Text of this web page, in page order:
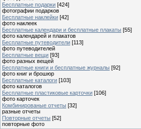
Бесплатные подарки [424]
фотографии подарков
Бесплатные наклейки [42]
фото наклеек
Бесплатные календари и бесплатные плакаты [55]
фото календарей и плакатов
Бесплатные путеводители [113]
фото путеводителей
Бесплатные вещи [93]
фото разных вещей
Бесплатные книги и бесплатные журналы [92]
фото книг и брошюр
Бесплатные каталоги [103]
фото каталогов
Бесплатные пластиковые карточки [106]
фото карточек
Комбинированые отчеты [32]
разные отчеты
Повторные отчеты [52]
повторные фото